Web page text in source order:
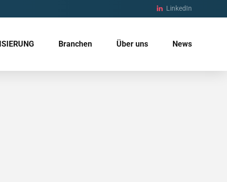
LinkedIn
Branchen Über uns News